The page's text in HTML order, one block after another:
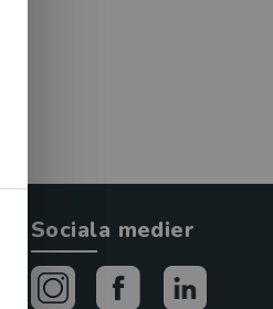
Sociala medier